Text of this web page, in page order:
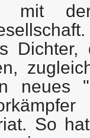
mit
neues
So